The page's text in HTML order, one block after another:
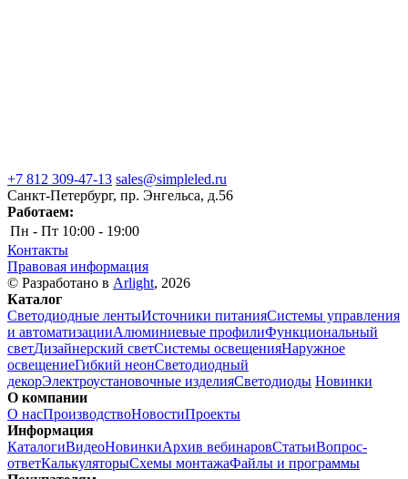
+7 812 309-47-13 sales@simpleled.ru
Санкт-Петербург, пр. Энгельса, д.56
Работаем:
Пн - Пт 10:00 - 19:00
Контакты
Правовая информация
© Разработано в Arlight, 2026
Каталог
Светодиодные лентыИсточники питанияСистемы управления
и автоматизацииАлюминиевые профилиФункциональный
светДизайнерский светСистемы освещенияНаружное
освещениеГибкий неонСветодиодный
декорЭлектроустановочные изделияСветодиоды Новинки
О компании
О насПроизводствоНовостиПроекты
Информация
КаталогиВидеоНовинкиАрхив вебинаровСтатьиВопрос-
ответКалькуляторыСхемы монтажаФайлы и программы